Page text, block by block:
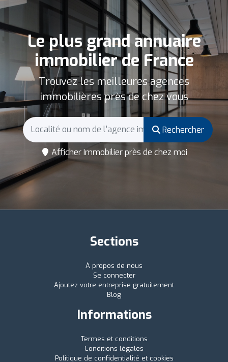
Le plus grand annuaire
immobilier de France
Trouvez les meilleures agences
immobilières près de chez vous
Rechercher
Afficher Immobilier près de chez moi
Sections
À propos de nous
Se connecter
Ajoutez votre entreprise gratuitement
Blog
Informations
Termes et conditions
Conditions légales
Politique de confidentialité et cookies